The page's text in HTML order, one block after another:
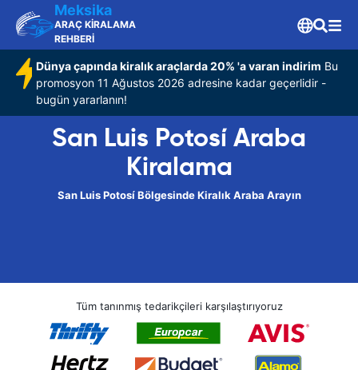
Meksika
ARAÇ KİRALAMA
REHBERİ
Dünya çapında kiralık araçlarda 20% 'a varan indirim Bu
promosyon 11 Ağustos 2026 adresine kadar geçerlidir -
bugün yararlanın!
San Luis Potosí Araba
Kiralama
San Luis Potosí Bölgesinde Kiralık Araba Arayın
Tüm tanınmış tedarikçileri karşılaştırıyoruz